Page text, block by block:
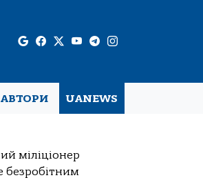
АВТОРИ UANEWS